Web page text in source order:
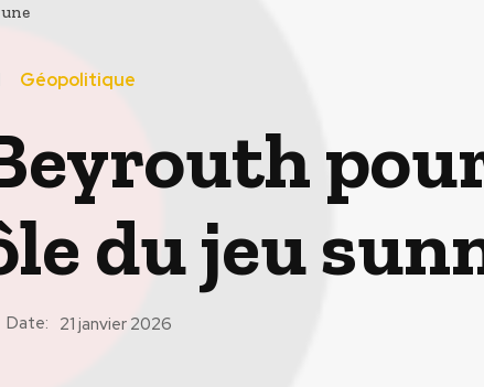
Géopolitique
du jeu
Date: 21 janvier 2026